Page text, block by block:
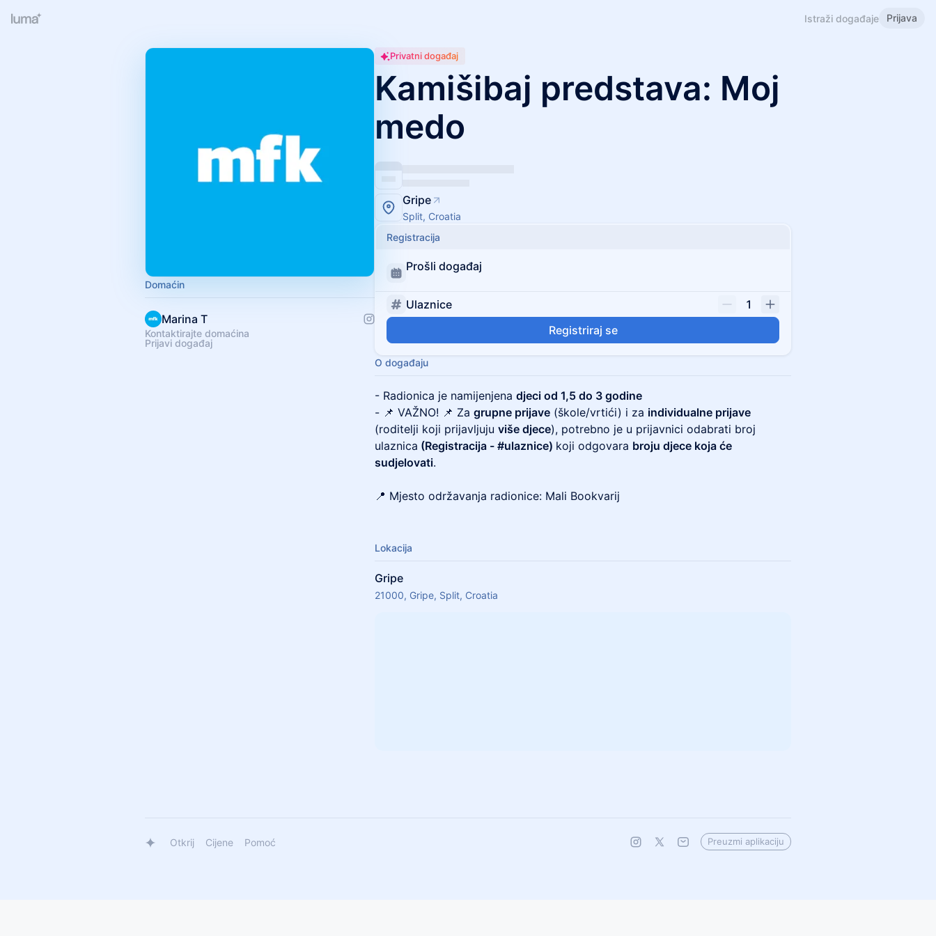
Istraži događaje Prijava
Domaćin
Marina T
Kontaktirajte domaćina
Prijavi događaj
Privatni događaj
Kamišibaj predstava: Moj
medo
Gripe
Split, Croatia
Registracija
Prošli događaj
Ulaznice
1
Registriraj se
O događaju
- Radionica je namijenjena djeci od 1,5 do 3 godine
- 📌 VAŽNO! 📌 Za grupne prijave (škole/vrtići) i za individualne prijave
(roditelji koji prijavljuju više djece), potrebno je u prijavnici odabrati broj
ulaznica (Registracija - #ulaznice) koji odgovara broju djece koja će
sudjelovati.
📍 Mjesto održavanja radionice: Mali Bookvarij
Lokacija
Gripe
21000, Gripe, Split, Croatia
Otkrij Cijene Pomoć Preuzmi aplikaciju